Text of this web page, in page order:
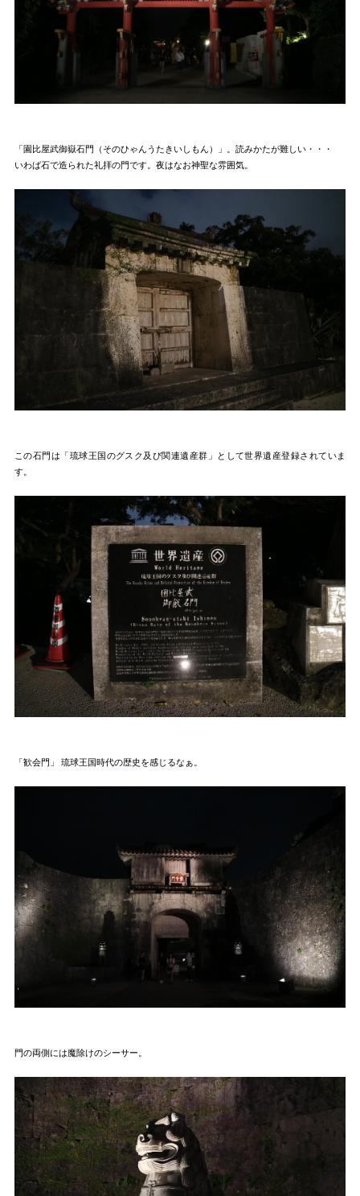
「園比屋武御嶽石門（そのひゃんうたきいしもん）」。読みかたが難しい・・・
いわば石で造られた礼拝の門です。夜はなお神聖な雰囲気。
この石門は「琉球王国のグスク及び関連遺産群」として世界遺産登録されていま
す。
「歓会門」 琉球王国時代の歴史を感じるなぁ。
門の両側には魔除けのシーサー。